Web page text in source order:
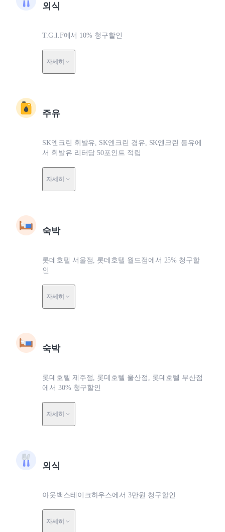
외식
T.G.I.F에서 10% 청구할인
자세히
주유
SK엔크린 휘발유, SK엔크린 경유, SK엔크린 등유에
서 휘발유 리터당 50포인트 적립
자세히
숙박
롯데호텔 서울점, 롯데호텔 월드점에서 25% 청구할
인
자세히
숙박
롯데호텔 제주점, 롯데호텔 울산점, 롯데호텔 부산점
에서 30% 청구할인
자세히
외식
아웃백스테이크하우스에서 3만원 청구할인
자세히